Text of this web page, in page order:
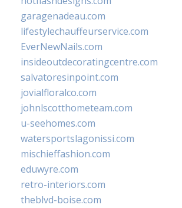
garagenadeau.com
lifestylechauffeurservice.com
EverNewNails.com
insideoutdecoratingcentre.com
salvatoresinpoint.com
jovialfloralco.com
johnlscotthometeam.com
u-seehomes.com
watersportslagonissi.com
mischieffashion.com
eduwyre.com
retro-interiors.com
theblvd-boise.com